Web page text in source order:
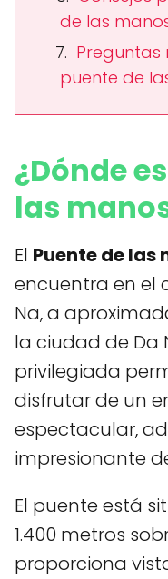
de las
Preguntas
puente de
¿Dónde
las
El Puente de las
encuentra en el
Na, a
la ciudad de Da
privilegiada
disfrutar de un
espectacular,
impresionante
El puente está
1.400 metros
proporciona